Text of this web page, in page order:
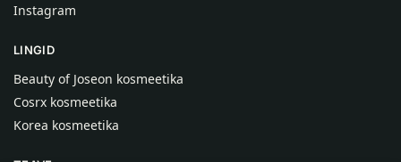
Instagram
LINGID
Beauty of Joseon kosmeetika
Cosrx kosmeetika
Korea kosmeetika